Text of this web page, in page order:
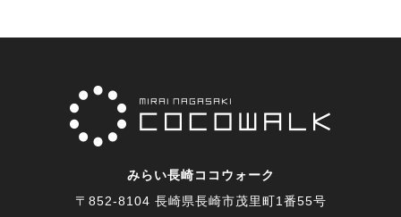
みらい長崎ココウォーク
〒852-8104 長崎県長崎市茂里町1番55号